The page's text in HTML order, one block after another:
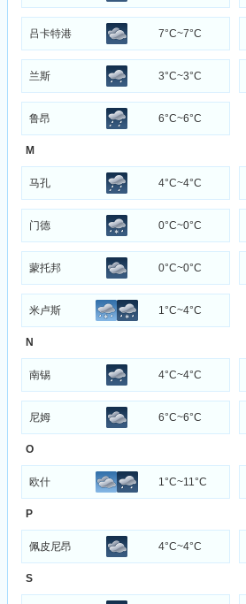
吕卡特港 7°C~7°C
兰斯 3°C~3°C
鲁昂 6°C~6°C
M
马孔 4°C~4°C
门德 0°C~0°C
蒙托邦 0°C~0°C
米卢斯 1°C~4°C
N
南锡 4°C~4°C
尼姆 6°C~6°C
O
欧什 1°C~11°C
P
佩皮尼昂 4°C~4°C
S